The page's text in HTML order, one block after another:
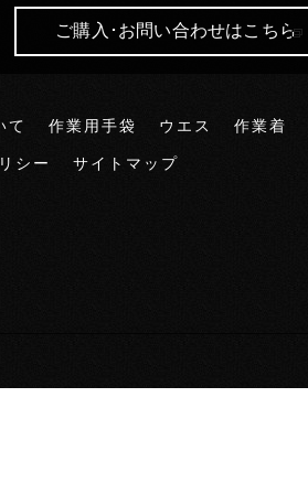
ご購入･お問い合わせはこちら
て 作業用手袋 ウエス 作業着
シー サイトマップ